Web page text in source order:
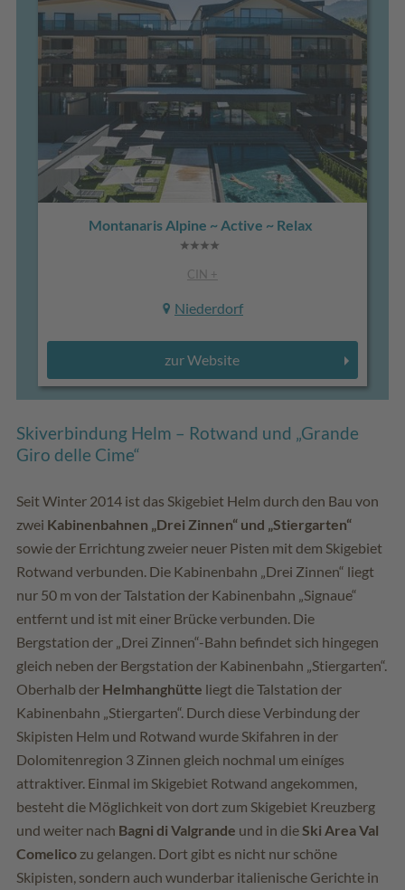
Montanaris Alpine ~ Active ~ Relax
CIN +
Niederdorf
zur Website
Skiverbindung Helm – Rotwand und „Grande
Giro delle Cime“
Seit Winter 2014 ist das Skigebiet Helm durch den Bau von
zwei Kabinenbahnen „Drei Zinnen“ und „Stiergarten“
sowie der Errichtung zweier neuer Pisten mit dem Skigebiet
Rotwand verbunden. Die Kabinenbahn „Drei Zinnen“ liegt
nur 50 m von der Talstation der Kabinenbahn „Signaue“
entfernt und ist mit einer Brücke verbunden. Die
Bergstation der „Drei Zinnen“-Bahn befindet sich hingegen
gleich neben der Bergstation der Kabinenbahn „Stiergarten“.
Oberhalb der Helmhanghütte liegt die Talstation der
Kabinenbahn „Stiergarten“. Durch diese Verbindung der
Skipisten Helm und Rotwand wurde Skifahren in der
Dolomitenregion 3 Zinnen gleich nochmal um einíges
attraktiver. Einmal im Skigebiet Rotwand angekommen,
besteht die Möglichkeit von dort zum Skigebiet Kreuzberg
und weiter nach Bagni di Valgrande und in dieSki Area Val
Comelico zu gelangen. Dort gibt es nicht nur schöne
Skipisten, sondern auch wunderbar italienische Gerichte in